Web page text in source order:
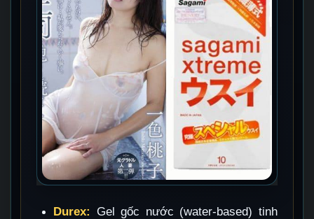
Durex: Gel gốc nước (water-based) tinh